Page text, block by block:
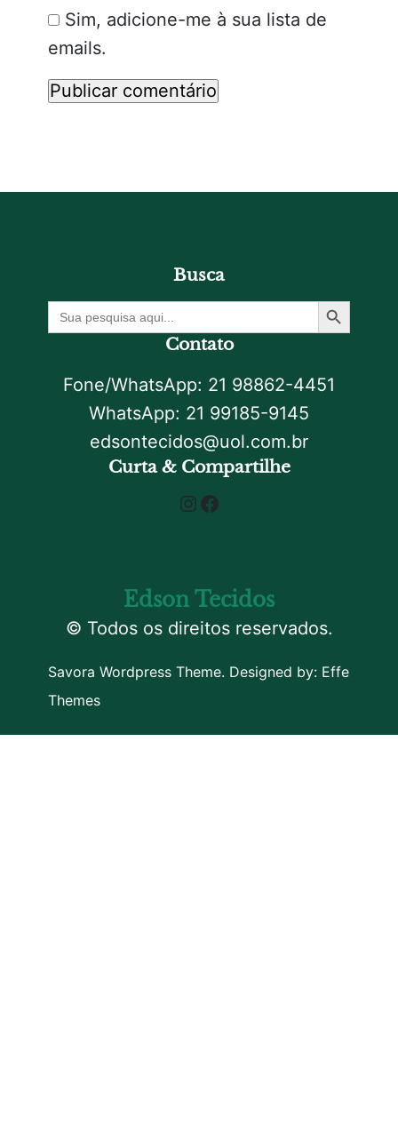
Sim, adicione-me à sua lista de
emails.
Busca
Procurar
por:
Botão De Pesquisa
Contato
Fone/WhatsApp: 21 98862-4451
WhatsApp: 21 99185-9145
edsontecidos@uol.com.br
Curta & Compartilhe
Instagram Facebook
Edson Tecidos
© Todos os direitos reservados.
Savora Wordpress Theme. Designed by: Effe
Themes